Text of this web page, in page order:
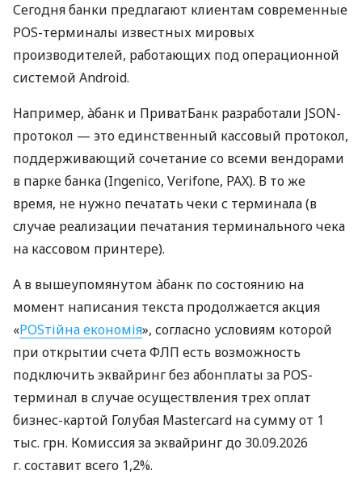
Сегодня банки предлагают клиентам современные
POS-терминалы известных мировых
производителей, работающих под операционной
системой Android.
Например, àбанк и ПриватБанк разработали JSON-
протокол — это единственный кассовый протокол,
поддерживающий сочетание со всеми вендорами
в парке банка (Ingenico, Verifone, PAX). В то же
время, не нужно печатать чеки с терминала (в
случае реализации печатания терминального чека
на кассовом принтере).
А в вышеупомянутом àбанк по состоянию на
момент написания текста продолжается акция
«POSтійна економія», согласно условиям которой
при открытии счета ФЛП есть возможность
подключить эквайринг без абонплаты за POS-
терминал в случае осуществления трех оплат
бизнес-картой Голубая Mastercard на сумму от 1
тыс. грн. Комиссия за эквайринг до 30.09.2026
г. составит всего 1,2%.